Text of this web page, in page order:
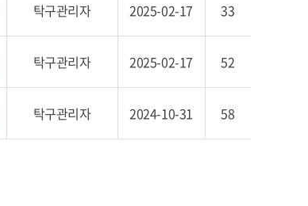
탁구관리자 2025-02-17 33
탁구관리자 2025-02-17 52
탁구관리자 2024-10-31 58